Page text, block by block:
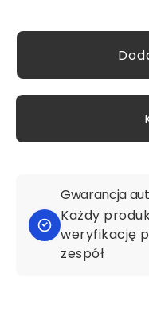
Gwarancja
Każdy
weryfikację
zespół